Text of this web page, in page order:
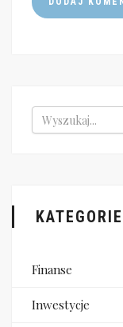
KATEGORIE
Finanse
Inwestycje